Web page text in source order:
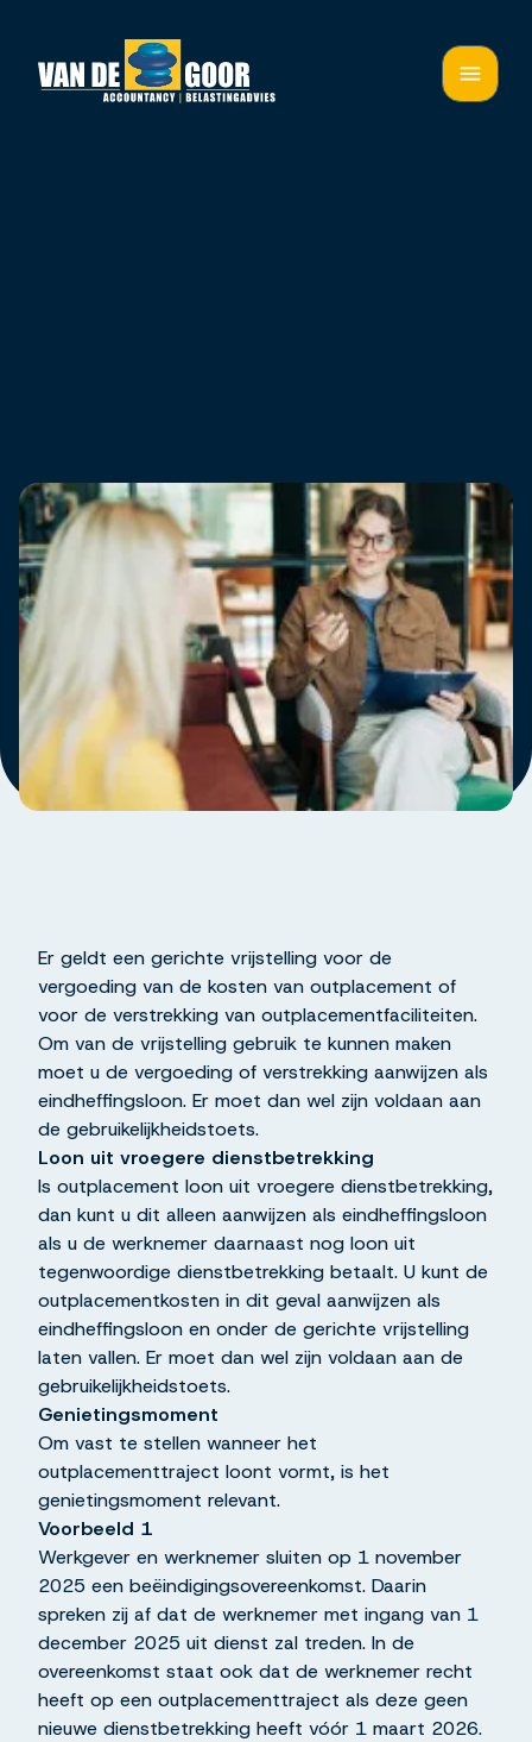
Er geldt een gerichte vrijstelling voor de
vergoeding van de kosten van outplacement of
voor de verstrekking van outplacementfaciliteiten.
Om van de vrijstelling gebruik te kunnen maken
moet u de vergoeding of verstrekking aanwijzen als
eindheffingsloon. Er moet dan wel zijn voldaan aan
de gebruikelijkheidstoets.
Loon uit vroegere dienstbetrekking
Is outplacement loon uit vroegere dienstbetrekking,
dan kunt u dit alleen aanwijzen als eindheffingsloon
als u de werknemer daarnaast nog loon uit
tegenwoordige dienstbetrekking betaalt. U kunt de
outplacementkosten in dit geval aanwijzen als
eindheffingsloon en onder de gerichte vrijstelling
laten vallen. Er moet dan wel zijn voldaan aan de
gebruikelijkheidstoets.
Genietingsmoment
Om vast te stellen wanneer het
outplacementtraject loont vormt, is het
genietingsmoment relevant.
Voorbeeld 1
Werkgever en werknemer sluiten op 1 november
2025 een beëindigingsovereenkomst. Daarin
spreken zij af dat de werknemer met ingang van 1
december 2025 uit dienst zal treden. In de
overeenkomst staat ook dat de werknemer recht
heeft op een outplacementtraject als deze geen
nieuwe dienstbetrekking heeft vóór 1 maart 2026.